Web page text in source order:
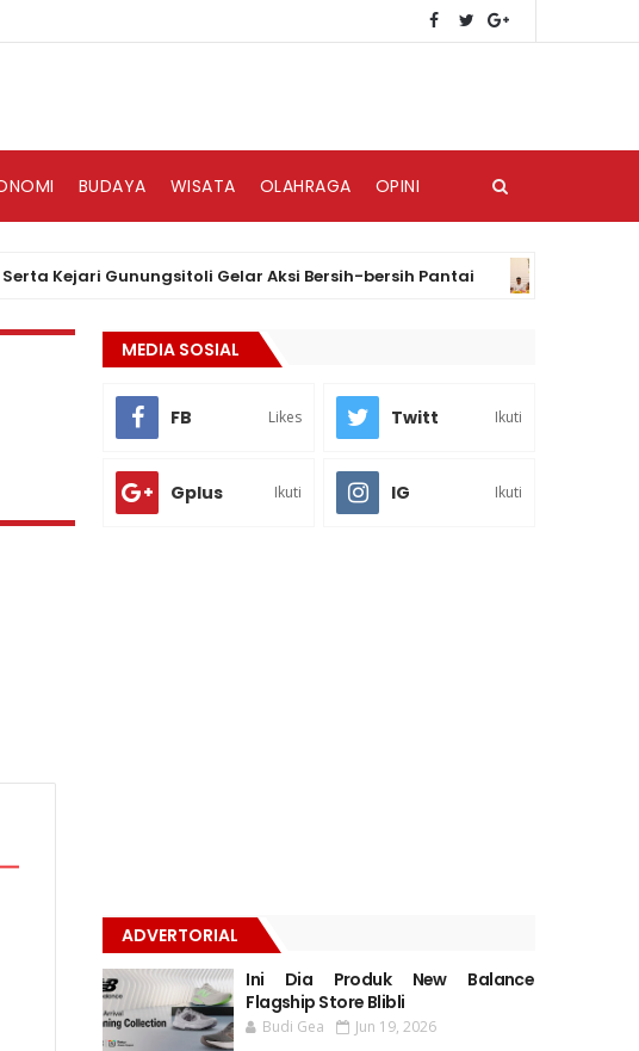
BUDAYA WISATA OLAHRAGA OPINI
Gunungsitoli Gelar Aksi Bersih-bersih Pantai BERITA
MEDIA SOSIAL
FB Likes Twitt Ikuti
Gplus Ikuti IG Ikuti
ADVERTORIAL
Ini Dia Produk New Balance
Flagship Store Blibli
Budi Gea Jun 19, 2026